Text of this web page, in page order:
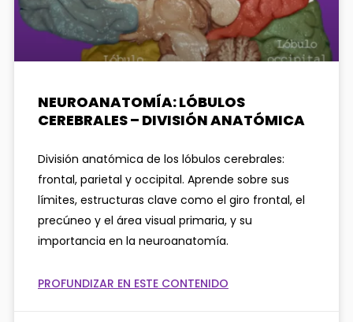
NEUROANATOMÍA: LÓBULOS
CEREBRALES – DIVISIÓN ANATÓMICA
División anatómica de los lóbulos cerebrales:
frontal, parietal y occipital. Aprende sobre sus
límites, estructuras clave como el giro frontal, el
precúneo y el área visual primaria, y su
importancia en la neuroanatomía.
PROFUNDIZAR EN ESTE CONTENIDO